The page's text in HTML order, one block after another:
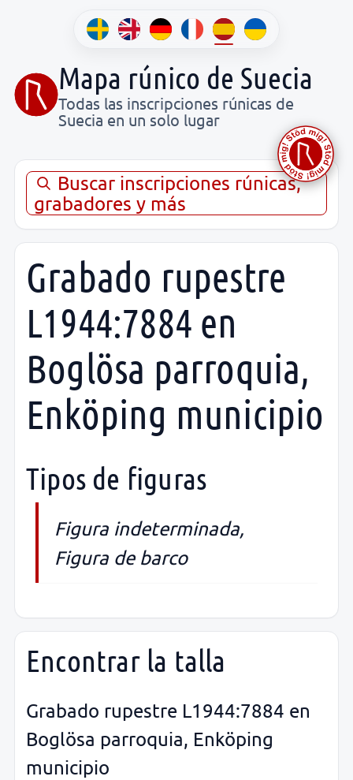
Mapa rúnico de Suecia
Todas las inscripciones rúnicas de
Suecia en un solo lugar
Buscar inscripciones rúnicas,
grabadores y más
Grabado rupestre
L1944:7884 en
Boglösa parroquia,
Enköping municipio
Tipos de figuras
Figura indeterminada,
Figura de barco
Encontrar la talla
Grabado rupestre L1944:7884 en
Boglösa parroquia, Enköping
municipio